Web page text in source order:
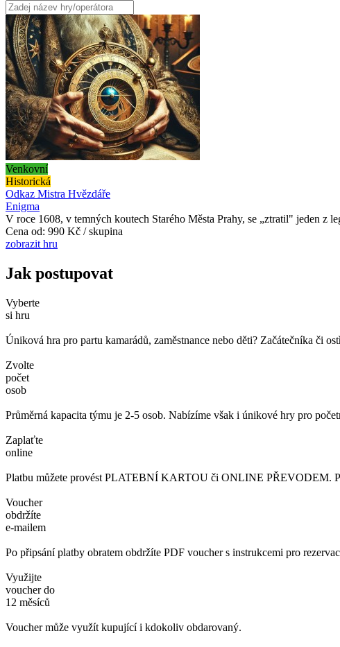
Venkovní
Historická
Odkaz Mistra Hvězdáře
Enigma
V roce 1608, v temných koutech Starého Města Prahy, se „ztratil" jeden z
Cena od: 990 Kč / skupina
zobrazit hru
Jak postupovat
Vyberte
si hru
Úniková hra pro partu kamarádů, zaměstnance nebo děti? Začátečníka či
Zvolte
počet
osob
Průměrná kapacita týmu je 2-5 osob. Nabízíme však i únikové hry pro
Zaplaťte
online
Platbu můžete provést PLATEBNÍ KARTOU či ONLINE PŘEVODEM.
Voucher
obdržíte
e-mailem
Po připsání platby obratem obdržíte PDF voucher s instrukcemi pro
Využijte
voucher do
12 měsíců
Voucher může využít kupující i kdokoliv obdarovaný.